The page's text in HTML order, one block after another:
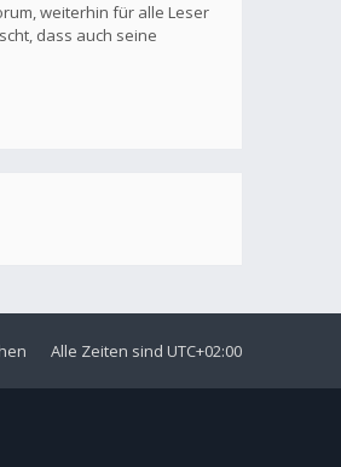
weiterhin für alle Leser
dass auch seine
Alle Zeiten sind UTC+02:00